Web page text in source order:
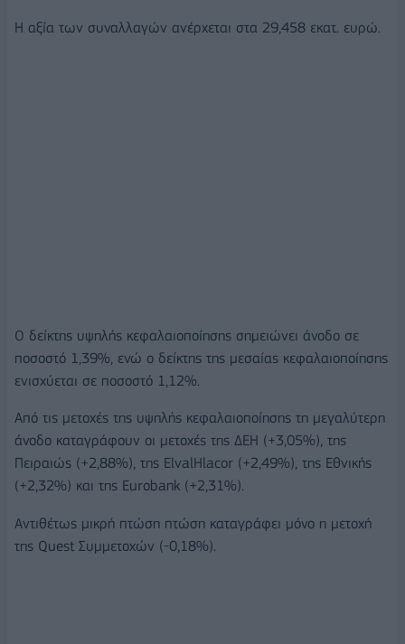
Η αξία των συναλλαγών ανέρχεται στα 29,458 εκατ. ευρώ.
Ο δείκτης υψηλής κεφαλαιοποίησης σημειώνει άνοδο σε
ποσοστό 1,39%, ενώ ο δείκτης της μεσαίας κεφαλαιοποίησης
ενισχύεται σε ποσοστό 1,12%.
Από τις μετοχές της υψηλής κεφαλαιοποίησης τη μεγαλύτερη
άνοδο καταγράφουν οι μετοχές της ΔΕΗ (+3,05%), της
Πειραιώς (+2,88%), της ElvalHlacor (+2,49%), της Εθνικής
(+2,32%) και της Eurobank (+2,31%).
Αντιθέτως μικρή πτώση πτώση καταγράφει μόνο η μετοχή
της Quest Συμμετοχών (-0,18%).